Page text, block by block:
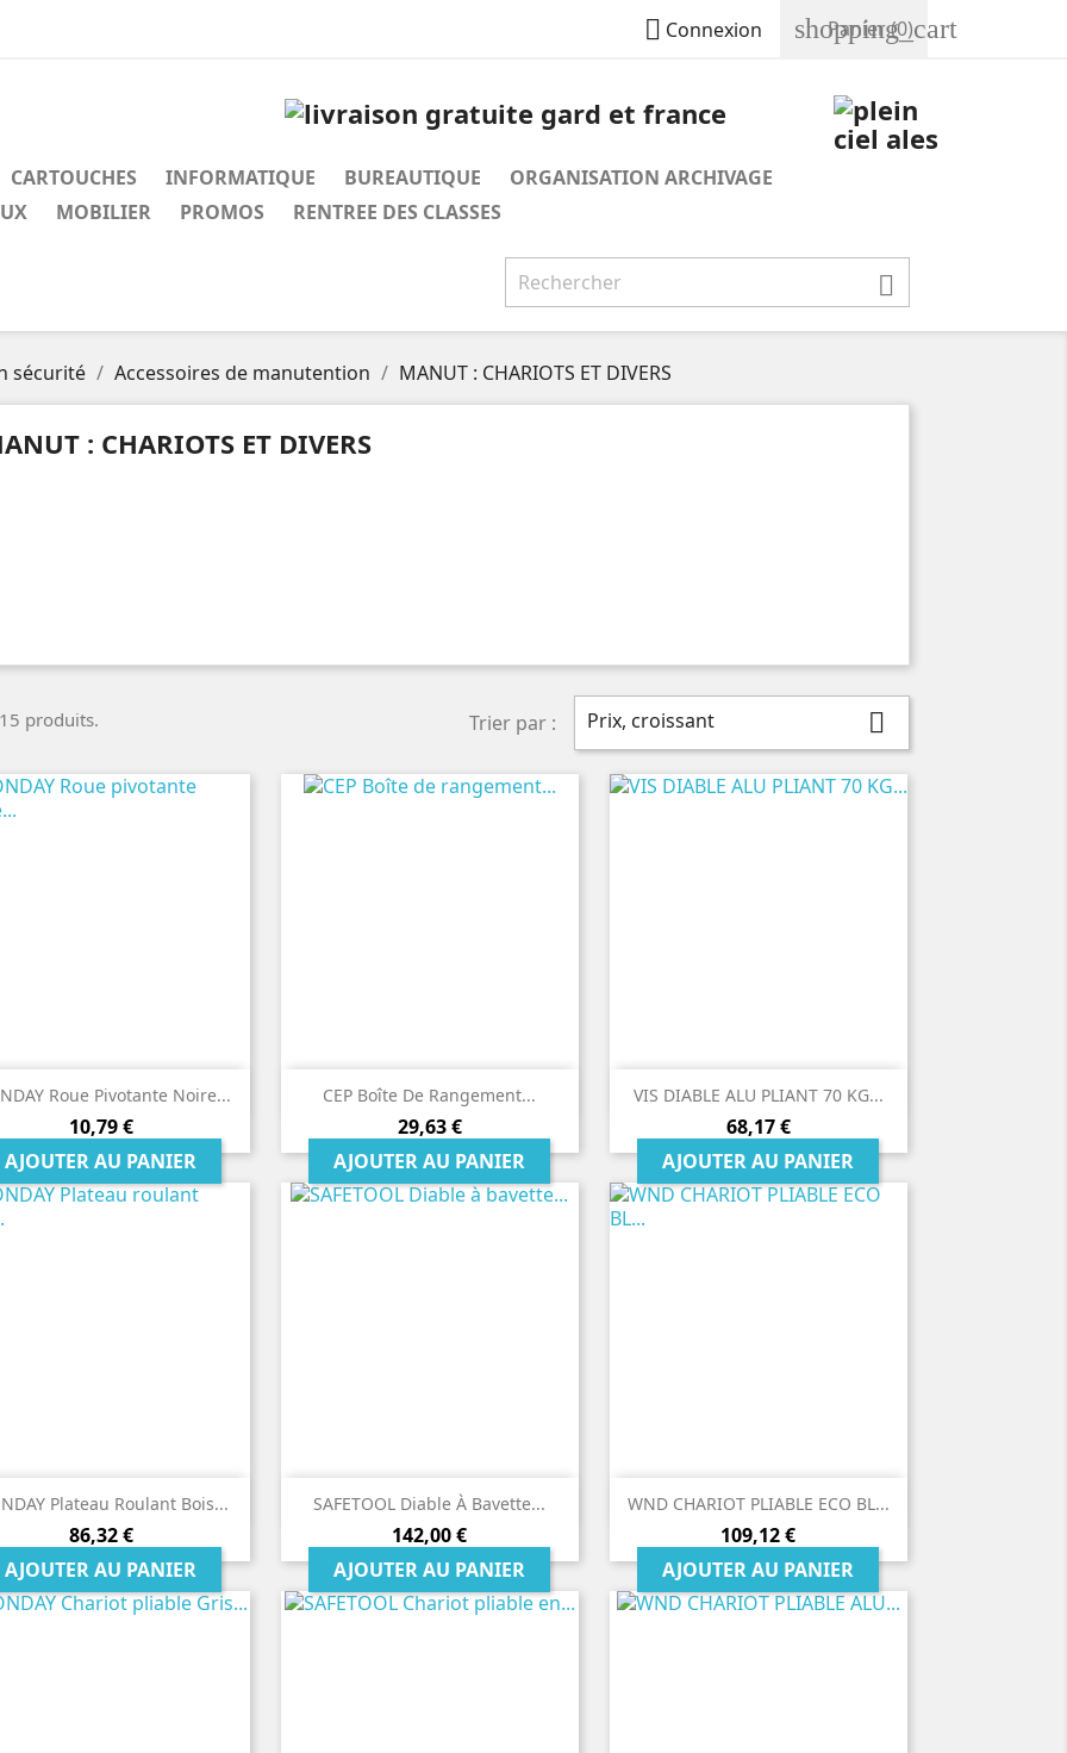
 Connexion shopping_cart
Panier(0)
CARTOUCHES INFORMATIQUE BUREAUTIQUE
ORGANISATION ARCHIVAGE
MOBILIER PROMOS RENTREE DES CLASSES

sécurité Accessoires de manutention MANUT : CHARIOTS ET DIVERS
: CHARIOTS ET DIVERS
produits. Trier par : Prix, croissant 
Roue Pivotante Noire...
Prix
10,79 €
AJOUTER AU PANIER
 Aperçu rapide CEP Boîte De Rangement...
Prix
29,63 €
AJOUTER AU PANIER
 Aperçu rapide VIS DIABLE ALU PLIANT 70 KG...
Prix
68,17 €
AJOUTER AU PANIER
 Aperçu rapide
Plateau Roulant Bois...
Prix
86,32 €
AJOUTER AU PANIER
 Aperçu rapide SAFETOOL Diable À Bavette...
Prix
142,00 €
AJOUTER AU PANIER
 Aperçu rapide WND CHARIOT PLIABLE ECO BL...
Prix
109,12 €
AJOUTER AU PANIER
 Aperçu rapide